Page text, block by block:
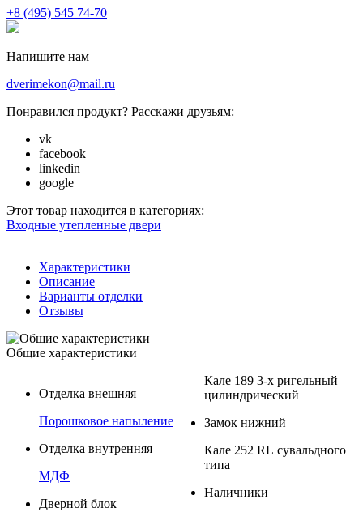
+8 (495) 545 74-70
Напишите нам
dverimekon@mail.ru
Понравился продукт? Расскажи друзьям:
vk
facebook
linkedin
google
Этот товар находится в категориях:
Входные утепленные двери
Характеристики
Описание
Варианты отделки
Отзывы
Общие характеристики
Отделка внешняя
Порошковое напыление
Отделка внутренняя
МДФ
Дверной блок
Кале 189 3-х ригельный
цилиндрический
Замок нижний
Кале 252 RL сувальдного
типа
Наличники